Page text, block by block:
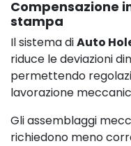
Compensazione
stampa
Il sistema diAuto
riduce le deviazioni
permettendo
lavorazione
Gli assemblaggi
richiedono meno